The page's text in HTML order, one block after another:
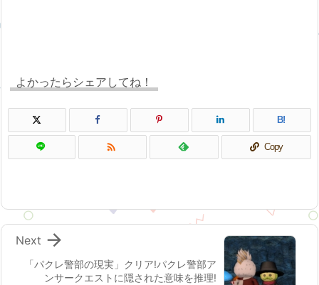
よかったらシェアしてね！
B!
 Copy
「パクレ警部の現実」クリア!パクレ警部ア
ンサークエストに隠された意味を推理!

Next